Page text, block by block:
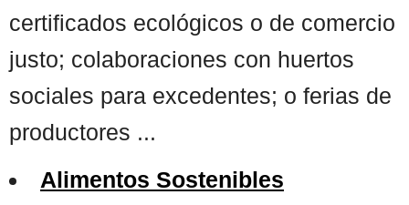
certificados ecológicos o de comercio
justo; colaboraciones con huertos
sociales para excedentes; o ferias de
productores ...
Alimentos Sostenibles